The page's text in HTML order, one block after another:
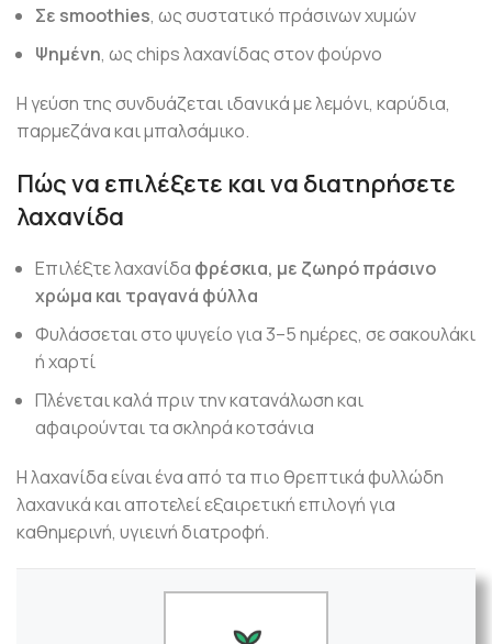
Σε smoothies, ως συστατικό πράσινων χυμών
Ψημένη, ως chips λαχανίδας στον φούρνο
Η γεύση της συνδυάζεται ιδανικά με λεμόνι, καρύδια,
παρμεζάνα και μπαλσάμικο.
Πώς να επιλέξετε και να διατηρήσετε
λαχανίδα
Επιλέξτε λαχανίδα φρέσκια, με ζωηρό πράσινο
χρώμα και τραγανά φύλλα
Φυλάσσεται στο ψυγείο για 3–5 ημέρες, σε σακουλάκι
ή χαρτί
Πλένεται καλά πριν την κατανάλωση και
αφαιρούνται τα σκληρά κοτσάνια
Η λαχανίδα είναι ένα από τα πιο θρεπτικά φυλλώδη
λαχανικά και αποτελεί εξαιρετική επιλογή για
καθημερινή, υγιεινή διατροφή.